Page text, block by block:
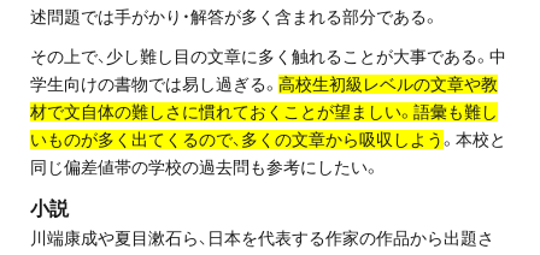
お問い合わせ・資料請求
無料体験授業とは
述問題では手がかり・解答が多く含まれる部分である。
その上で、少し難し目の文章に多く触れることが大事である。中
学生向けの書物では易し過ぎる。 高校生初級レベルの文章や教
材で文自体の難しさに慣れておくことが望ましい。語彙も難し
いものが多く出てくるので、多くの文章から吸収しよう。本校と
同じ偏差値帯の学校の過去問も参考にしたい。
小説
川端康成や夏目漱石ら、日本を代表する作家の作品から出題さ